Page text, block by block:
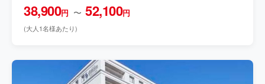
38,900円 〜 52,100円
(大人1名様あたり)